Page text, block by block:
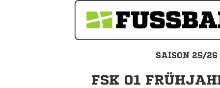
SAISON 25/26
FSK 01